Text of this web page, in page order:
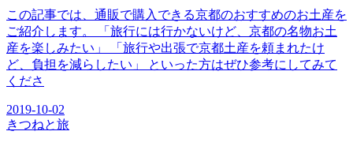
この記事では、通販で購入できる京都のおすすめのお土産を
ご紹介します。 「旅行には行かないけど、京都の名物お土
産を楽しみたい」 「旅行や出張で京都土産を頼まれたけ
ど、負担を減らしたい」 といった方はぜひ参考にしてみて
くださ
2019-10-02
きつねと旅